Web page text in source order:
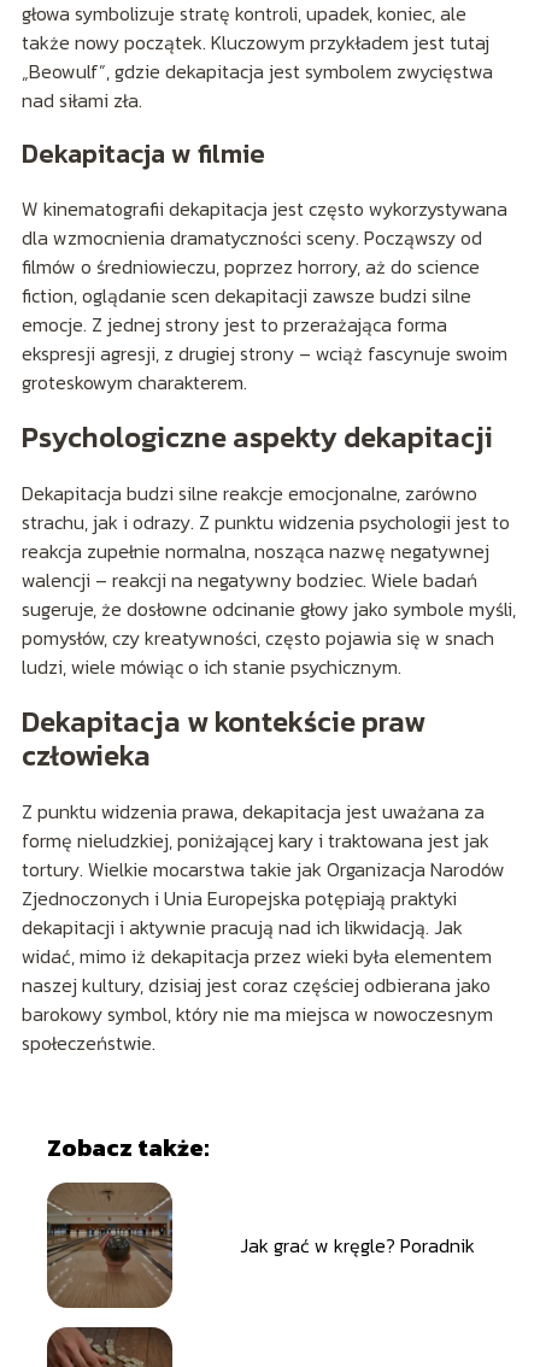
głowa symbolizuje stratę kontroli, upadek, koniec, ale
także nowy początek. Kluczowym przykładem jest tutaj
„Beowulf”, gdzie dekapitacja jest symbolem zwycięstwa
nad siłami zła.
Dekapitacja w filmie
W kinematografii dekapitacja jest często wykorzystywana
dla wzmocnienia dramatyczności sceny. Począwszy od
filmów o średniowieczu, poprzez horrory, aż do science
fiction, oglądanie scen dekapitacji zawsze budzi silne
emocje. Z jednej strony jest to przerażająca forma
ekspresji agresji, z drugiej strony – wciąż fascynuje swoim
groteskowym charakterem.
Psychologiczne aspekty dekapitacji
Dekapitacja budzi silne reakcje emocjonalne, zarówno
strachu, jak i odrazy. Z punktu widzenia psychologii jest to
reakcja zupełnie normalna, nosząca nazwę negatywnej
walencji – reakcji na negatywny bodziec. Wiele badań
sugeruje, że dosłowne odcinanie głowy jako symbole myśli,
pomysłów, czy kreatywności, często pojawia się w snach
ludzi, wiele mówiąc o ich stanie psychicznym.
Dekapitacja w kontekście praw
człowieka
Z punktu widzenia prawa, dekapitacja jest uważana za
formę nieludzkiej, poniżającej kary i traktowana jest jak
tortury. Wielkie mocarstwa takie jak Organizacja Narodów
Zjednoczonych i Unia Europejska potępiają praktyki
dekapitacji i aktywnie pracują nad ich likwidacją. Jak
widać, mimo iż dekapitacja przez wieki była elementem
naszej kultury, dzisiaj jest coraz częściej odbierana jako
barokowy symbol, który nie ma miejsca w nowoczesnym
społeczeństwie.
Zobacz także:
Jak grać w kręgle? Poradnik